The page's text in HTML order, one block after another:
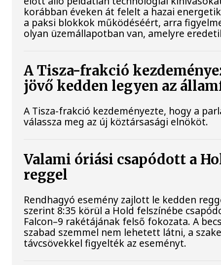
korábban éveken át felelt a hazai
a paksi blokkok működéséért, arra
olyan üzemállapotban van, amelyre
A Tisza-frakció
jövő kedden legyen az
A Tisza-frakció kezdeményezte, hogy a
válassza meg az új köztársasági elnököt.
Valami óriási csapódott a
reggel
Rendhagyó esemény zajlott le kedden
szerint 8:35 körül a Hold felszínébe
Falcon–9 rakétájának felső fokozata. A
szabad szemmel nem lehetett látni, a
távcsövekkel figyelték az eseményt.